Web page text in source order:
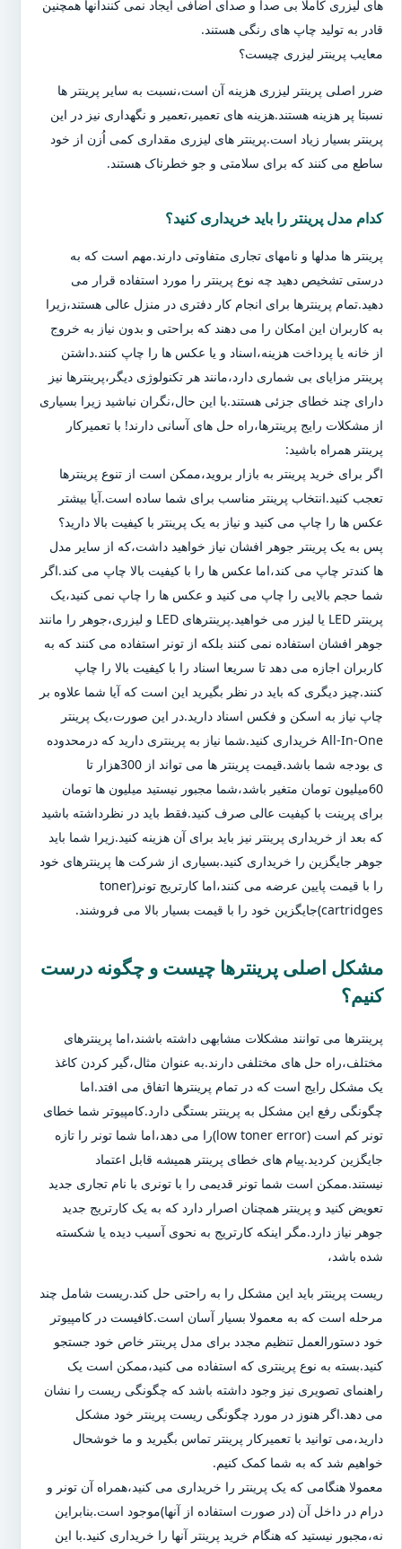
های لیزری کاملا بی صدا و صدای اضافی ایجاد نمی کنندآنها همچنین
قادر به تولید چاپ های رنگی هستند.
معایب پرینتر لیزری چیست؟
ضرر اصلی پرینتر لیزری هزینه آن است،نسبت به سایر پرینتر ها
نسبتا پر هزینه هستند.هزینه های تعمیر،تعمیر و نگهداری نیز در این
پرینتر بسیار زیاد است.پرینتر های لیزری مقداری کمی اُزن از خود
ساطع می کنند که برای سلامتی و جو خطرناک هستند.
کدام مدل پرینتر را باید خریداری کنید؟
پرینتر ها مدلها و نامهای تجاری متفاوتی دارند.مهم است که به
درستی تشخیص دهید چه نوع پرینتر را مورد استفاده قرار می
دهید.تمام پرینترها برای انجام کار دفتری در منزل عالی هستند،زیرا
به کاربران این امکان را می دهند که براحتی و بدون نیاز به خروج
از خانه یا پرداخت هزینه،اسناد و یا عکس ها را چاپ کنند.داشتن
پرینتر مزایای بی شماری دارد،مانند هر تکنولوژی دیگر،پرینترها نیز
دارای چند خطای جزئی هستند.با این حال،نگران نباشید زیرا بسیاری
از مشکلات رایج پرینترها،راه حل های آسانی دارند! با تعمیرکار
پرینتر همراه باشید:
اگر برای خرید پرینتر به بازار بروید،ممکن است از تنوع پرینترها
تعجب کنید.انتخاب پرینتر مناسب برای شما ساده است.آیا بیشتر
عکس ها را چاپ می کنید و نیاز به یک پرینتر با کیفیت بالا دارید؟
پس به یک پرینتر جوهر افشان نیاز خواهید داشت،که از سایر مدل
ها کندتر چاپ می کند،اما عکس ها را با کیفیت بالا چاپ می کند.اگر
شما حجم بالایی را چاپ می کنید و عکس ها را چاپ نمی کنید،یک
پرینتر LED یا لیزر می خواهید.پرینترهای LED و لیزری،جوهر را مانند
جوهر افشان استفاده نمی کنند بلکه از تونر استفاده می کنند که به
کاربران اجازه می دهد تا سریعا اسناد را با کیفیت بالا را چاپ
کنند.چیز دیگری که باید در نظر بگیرید این است که آیا شما علاوه بر
چاپ نیاز به اسکن و فکس اسناد دارید.در این صورت،یک پرینتر
All-In-One خریداری کنید.شما نیاز به پرینتری دارید که درمحدوده
ی بودجه شما باشد.قیمت پرینتر ها می تواند از 300هزار تا
60میلیون تومان متغیر باشد،شما مجبور نیستید میلیون ها تومان
برای پرینت با کیفیت عالی صرف کنید.فقط باید در نظرداشته باشید
که بعد از خریداری پرینتر نیز باید برای آن هزینه کنید.زیرا شما باید
جوهر جایگزین را خریداری کنید.بسیاری از شرکت ها پرینترهای خود
را با قیمت پایین عرضه می کنند،اما کارتریج تونر(toner
cartridges)جایگزین خود را با قیمت بسیار بالا می فروشند.
مشکل اصلی پرینترها چیست و چگونه درست
کنیم؟
پرینترها می توانند مشکلات مشابهی داشته باشند،اما پرینترهای
مختلف،راه حل های مختلفی دارند.به عنوان مثال،گیر کردن کاغذ
یک مشکل رایج است که در تمام پرینترها اتفاق می افتد.اما
چگونگی رفع این مشکل به پرینتر بستگی دارد.کامپیوتر شما خطای
تونر کم است (low toner error)را می دهد،اما شما تونر را تازه
جایگزین کردید.پیام های خطای پرینتر همیشه قابل اعتماد
نیستند.ممکن است شما تونر قدیمی را با تونری با نام تجاری جدید
تعویض کنید و پرینتر همچنان اصرار دارد که به یک کارتریج جدید
جوهر نیاز دارد.مگر اینکه کارتریج به نحوی آسیب دیده یا شکسته
شده باشد،
ریست پرینتر باید این مشکل را به راحتی حل کند.ریست شامل چند
مرحله است که به معمولا بسیار آسان است.کافیست در کامپیوتر
خود دستورالعمل تنظیم مجدد برای مدل پرینتر خاص خود جستجو
کنید.بسته به نوع پرینتری که استفاده می کنید،ممکن است یک
راهنمای تصویری نیز وجود داشته باشد که چگونگی ریست را نشان
می دهد.اگر هنوز در مورد چگونگی ریست پرینتر خود مشکل
دارید،می توانید با تعمیرکار پرینتر تماس بگیرید و ما خوشحال
خواهیم شد که به شما کمک کنیم.
معمولا هنگامی که یک پرینتر را خریداری می کنید،همراه آن تونر و
درام در داخل آن (در صورت استفاده از آنها)موجود است.بنابراین
نه،مجبور نیستید که هنگام خرید پرینتر آنها را خریداری کنید.با این